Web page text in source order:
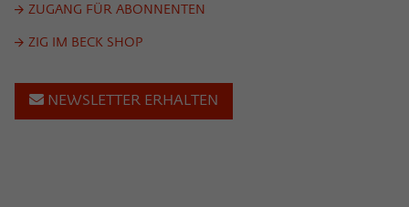
ZUGANG FÜR ABONNENTEN
ZIG IM BECK SHOP
NEWSLETTER ERHALTEN